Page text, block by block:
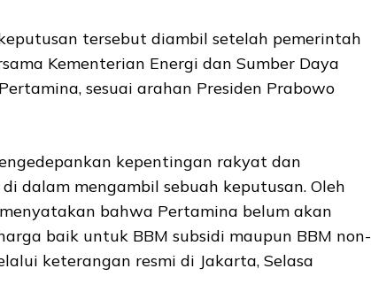
tersebut diambil setelah pemerintah
Kementerian Energi dan Sumber Daya
sesuai arahan Presiden Prabowo
kepentingan rakyat dan
dalam mengambil sebuah keputusan. Oleh
bahwa Pertamina belum akan
baik untuk BBM subsidi maupun BBM non-
keterangan resmi di Jakarta, Selasa